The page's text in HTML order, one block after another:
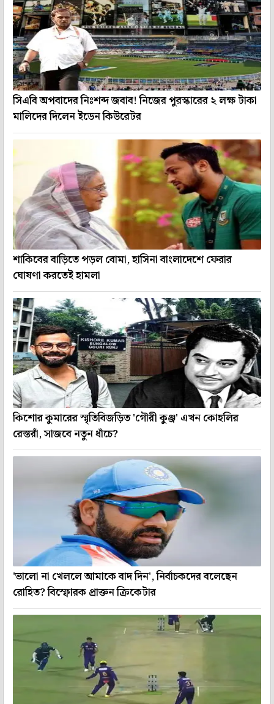
সিএবি অপবাদের নিঃশব্দ জবাব! নিজের পুরস্কারের ২ লক্ষ টাকা
মালিদের দিলেন ইডেন কিউরেটর
শাকিবের বাড়িতে পড়ল বোমা, হাসিনা বাংলাদেশে ফেরার
ঘোষণা করতেই হামলা
কিশোর কুমারের স্মৃতিবিজড়িত 'গৌরী কুঞ্জ' এখন কোহলির
রেস্তরাঁ, সাজবে নতুন ধাঁচে?
'ভালো না খেললে আমাকে বাদ দিন', নির্বাচকদের বলেছেন
রোহিত? বিস্ফোরক প্রাক্তন ক্রিকেটার